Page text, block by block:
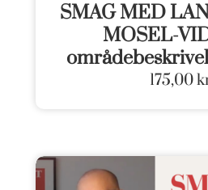
SMAG MED
MOSEL-
175,00